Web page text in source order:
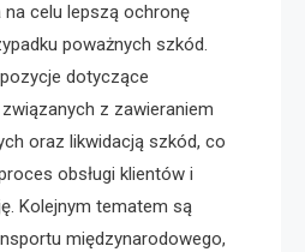
na celu lepszą ochronę
poważnych szkód.
dotyczące
z zawieraniem
oraz likwidacją szkód, co
obsługi klientów i
Kolejnym tematem są
międzynarodowego,